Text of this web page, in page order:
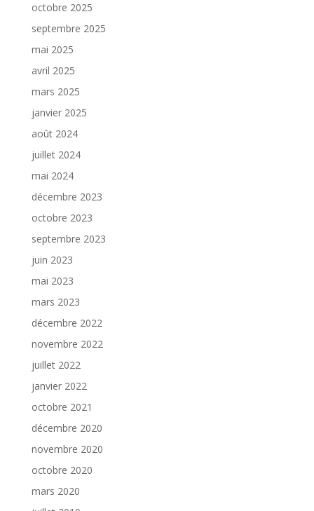
octobre 2025
septembre 2025
mai 2025
avril 2025
mars 2025
janvier 2025
août 2024
juillet 2024
mai 2024
décembre 2023
octobre 2023
septembre 2023
juin 2023
mai 2023
mars 2023
décembre 2022
novembre 2022
juillet 2022
janvier 2022
octobre 2021
décembre 2020
novembre 2020
octobre 2020
mars 2020